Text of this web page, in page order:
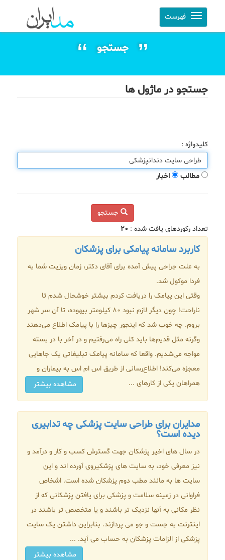
فهرست
جستجو
جستجو در ماژول ها
کلیدواژه :
مطالب اخبار
تعداد رکوردهای یافت شده :
۲۰
کاربرد سامانه پیامکی برای پزشکان
به علت جراحی پیش آمده برای آقای دکتر، زمان ویزیت شما به
فردا موکول شد.
وقتی این پیامک را دریافت کردم بیشتر خوشحال شدم تا
ناراحت! چون دیگر لازم نبود 80 کیلومتر بیهوده، تا آن سر شهر
بروم. چه خوب شد که اینجور چیزها را با پیامک اطلاع می‌دهند
وگرنه مثل قدیم‌ها باید کلی راه می‌رفتیم و در آخر با در بسته
مواجه می‌شدیم. واقعا که سامانه پیامک تبلیغاتی یک جاهایی
معجزه می‌کند! اطلاع‌رسانی از طریق اس ام اس به بیماران و
همراهان یکی از کارهای ...
مشاهده بیشتر
مدایران برای طراحی سایت پزشکی چه تدابیری
دیده است؟
در سال های اخیر پزشکان جهت گسترش کسب و کار و درآمد و
نیز معرفی خود، به سایت های پزشکیروی آورده اند و این
سایت ها به مانند مطب دوم پزشکان شده است. اشخاص
فراوانی در زمینه سلامت و پزشکی برای یافتن پزشکانی که از
نظر مکانی به آنها نزدیک تر باشند و یا متخصص تر باشند در
اینترنت به جست و جو می پردازند. بنابراین داشتن یک سایت
پزشکی از الزامات پزشکان به حساب می آید. ...
مشاهده بیشتر